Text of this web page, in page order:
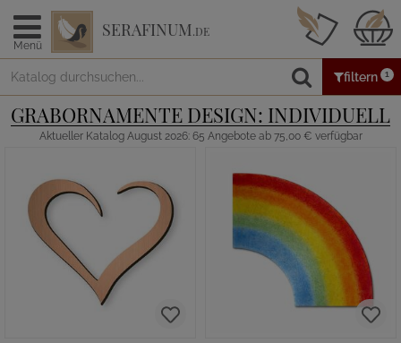
Menü
SERAFINUM.DE
filtern 1
GRABORNAMENTE DESIGN: INDIVIDUELL
Aktueller Katalog August 2026: 65 Angebote ab 75,00 € verfügbar